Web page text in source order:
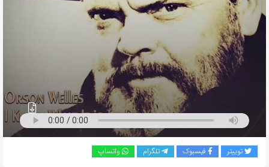
به
اشتراک
بگذارید.
توییتر فیسبوک تلگرام واتساپ